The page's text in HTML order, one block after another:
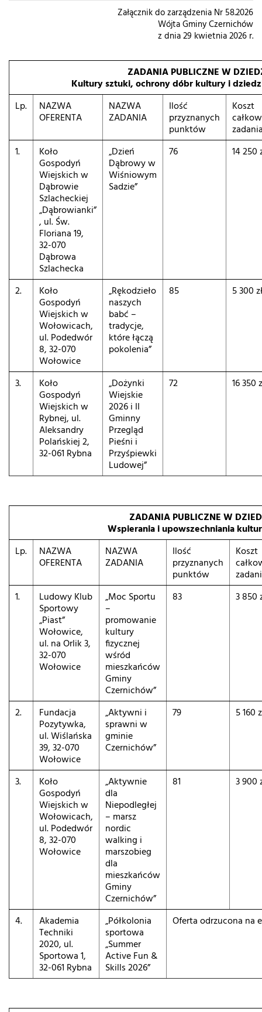
Załącznik do zarządzenia Nr 58.2026
Wójta Gminy Czernichów
z dnia 29 kwietnia 2026 r.
ZADANIA PUBLICZNE W
Kultury sztuki, ochrony dóbr kultury i
Lp.
NAZWA
OFERENTA
NAZWA
ZADANIA
Ilość
przyznanych
punktów
Koszt
1.
Koło
Gospodyń
Wiejskich w
Dąbrowie
Szlacheckiej
„Dąbrowianki”
, ul. Św.
Floriana 19,
32-070
Dąbrowa
Szlachecka
„Dzień
Dąbrowy w
Wiśniowym
Sadzie”
76 14 250
2. Koło
Gospodyń
Wiejskich w
Wołowicach,
ul. Podedwór
8, 32-070
Wołowice
„Rękodzieło
naszych
babć –
tradycje,
które łączą
pokolenia”
85 5 300
3. Koło
Gospodyń
Wiejskich w
Rybnej, ul.
Aleksandry
Polańskiej 2,
32-061 Rybna
„Dożynki
Wiejskie
2026 i II
Gminny
Przegląd
Pieśni i
Przyśpiewki
Ludowej”
72 16 350
ZADANIA PUBLICZNE W
Wspierania i upowszechniania
Lp.
NAZWA
OFERENTA
NAZWA
ZADANIA
Ilość
przyznanych
punktów
Koszt
1.
Ludowy Klub
Sportowy
„Piast”
Wołowice,
ul. na Orlik 3,
32-070
Wołowice
„Moc Sportu
–
promowanie
kultury
fizycznej
wśród
mieszkańców
Gminy
Czernichów”
83 3 850
2. Fundacja
Pozytywka,
ul. Wiślańska
39, 32-070
Wołowice
„Aktywni i
sprawni w
gminie
Czernichów”
79 5 160
3. Koło
Gospodyń
Wiejskich w
Wołowicach,
ul. Podedwór
8, 32-070
Wołowice
„Aktywnie
dla
Niepodległej
– marsz
nordic
walking i
marszobieg
dla
mieszkańców
Gminy
Czernichów”
81 3 900
4. Akademia
Techniki
2020, ul.
Sportowa 1,
32-061 Rybna
„Półkolonia
sportowa
„Summer
Active Fun &
Skills 2026”
Oferta odrzucona na